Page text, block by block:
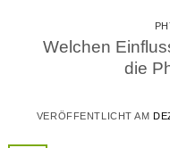
Welchen
die
VERÖFFENTLICHT AM